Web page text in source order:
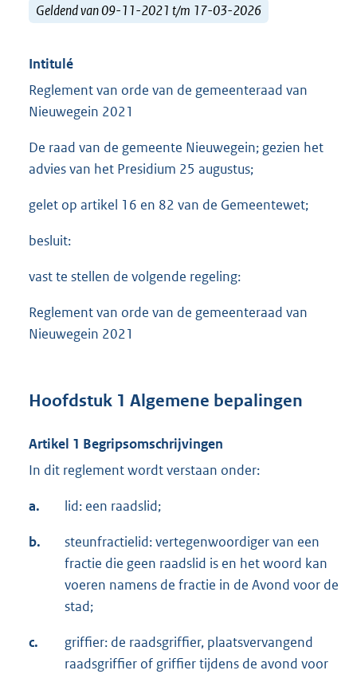
Geldend van 09-11-2021 t/m 17-03-2026
Intitulé
Reglement van orde van de gemeenteraad van
Nieuwegein 2021
De raad van de gemeente Nieuwegein; gezien het
advies van het Presidium 25 augustus;
gelet op artikel 16 en 82 van de Gemeentewet;
besluit:
vast te stellen de volgende regeling:
Reglement van orde van de gemeenteraad van
Nieuwegein 2021
Hoofdstuk 1 Algemene bepalingen
Artikel 1 Begripsomschrijvingen
In dit reglement wordt verstaan onder:
a. lid: een raadslid;
b.
steunfractielid: vertegenwoordiger van een
fractie die geen raadslid is en het woord kan
voeren namens de fractie in de Avond voor de
stad;
c.
griffier: de raadsgriffier, plaatsvervangend
raadsgriffier of griffier tijdens de avond voor